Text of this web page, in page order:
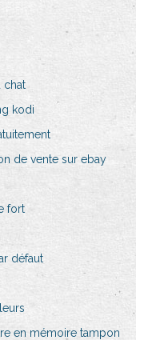
chat
kodi
de vente sur ebay
fort
défaut
en mémoire tampon